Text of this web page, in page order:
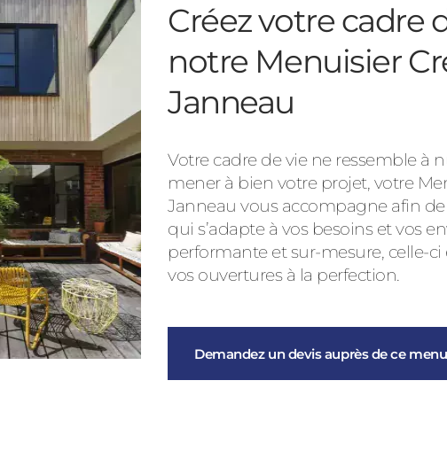
Créez votre cadre
notre Menuisier
Janneau
Votre cadre de vie ne ressemble à
mener à bien votre projet, votre
Janneau vous accompagne afin
qui s’adapte à vos besoins et vos
performante et sur-mesure, celle-
vos ouvertures à la perfection.
Demandez un devis auprès de ce